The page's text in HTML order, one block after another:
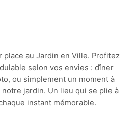
place au Jardin en Ville. Profitez
selon vos envies : dîner
ou simplement un moment à
jardin. Un lieu qui se plie à
instant mémorable.